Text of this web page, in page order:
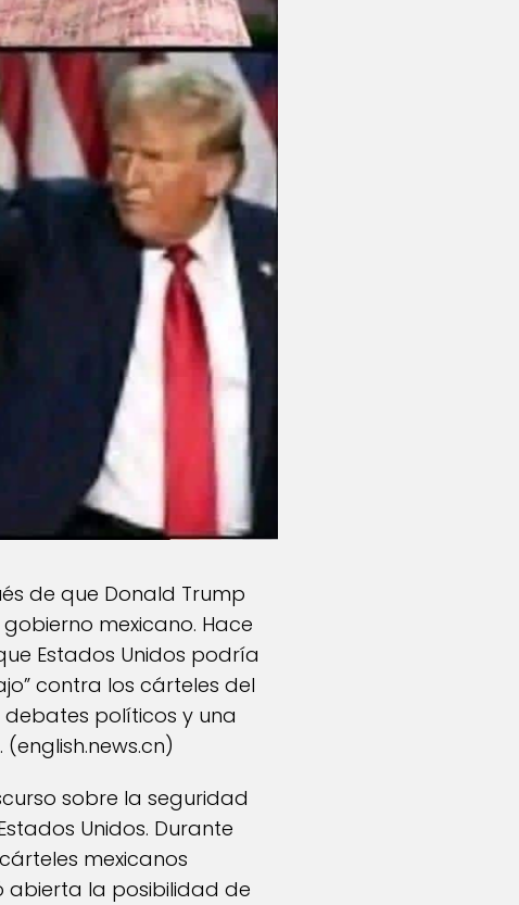
de que Donald Trump
mexicano. Hace
Estados Unidos podría
contra los cárteles del
políticos y una
(english.news.cn)
sobre la seguridad
Unidos. Durante
mexicanos
abierta la posibilidad de